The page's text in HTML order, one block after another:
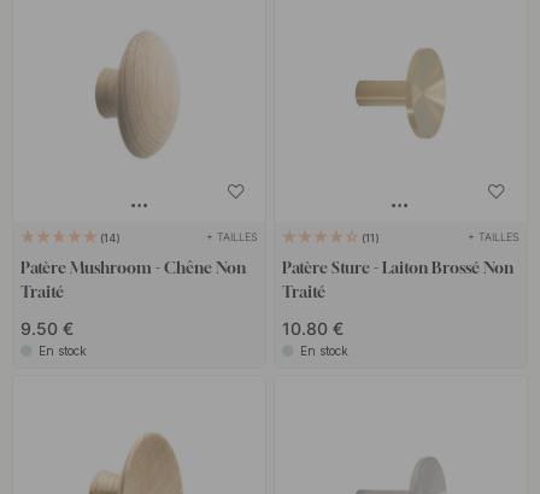
14 + TAILLES
Patère Mushroom - Chêne Non
Traité
9.50 €
En stock
11 + TAILLES
Patère Sture - Laiton Brossé Non
Traité
10.80 €
En stock